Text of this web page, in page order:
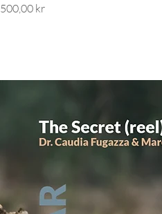
Pris
500,00 kr